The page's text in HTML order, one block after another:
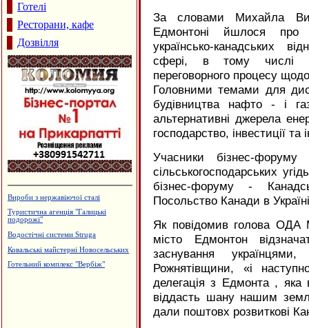
Готелі
Ресторани, кафе
Дозвілля
Меража ювелірних магазинів "АГАТ"
Лікувально-діагностичний центр
"Медлайф"
Лікувально-діагностичний центр
За словами Михайла
Едмонтоні йшлося про
українсько-канадських
сфері, в тому числі
переговорного процесу
Головними темами для
будівництва нафто - і
альтернативні джерела
господарство, інвестиції та
Учасники бізнес-
сільськогосподарських
бізнес-форуму -
Посольство Канади в
Як повідомив голова
місто Едмонтон
заснування
Рожнятівщини, «і
делегація з Едмонта , яка
віддасть шану нашим
дали поштовх розвиткові